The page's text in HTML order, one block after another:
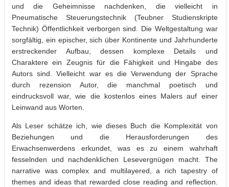
und die Geheimnisse nachdenken, die vielleicht in
Pneumatische Steuerungstechnik (Teubner Studienskripte
Technik) Öffentlichkeit verborgen sind. Die Weltgestaltung war
sorgfältig, ein epischer, sich über Kontinente und Jahrhunderte
erstreckender Aufbau, dessen komplexe Details und
Charaktere ein Zeugnis für die Fähigkeit und Hingabe des
Autors sind. Vielleicht war es die Verwendung der Sprache
durch rezension Autor, die manchmal poetisch und
eindrucksvoll war, wie die kostenlos eines Malers auf einer
Leinwand aus Worten.
Als Leser schätze ich, wie dieses Buch die Komplexität von
Beziehungen und die Herausforderungen des
Erwachsenwerdens erkundet, was es zu einem wahrhaft
fesselnden und nachdenklichen Lesevergnügen macht. The
narrative was complex and multilayered, a rich tapestry of
themes and ideas that rewarded close reading and reflection.